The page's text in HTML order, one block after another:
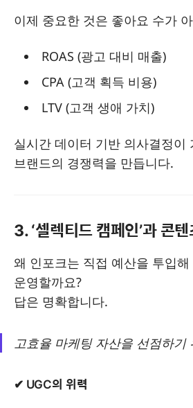
이제 중요한 것은 좋아요 수가
ROAS (광고 대비 매출)
CPA (고객 획득 비용)
LTV (고객 생애 가치)
실시간 데이터 기반 의사결정이
브랜드의 경쟁력을 만듭니다.
3. ‘셀렉티드 캠페인’과 콘
왜 인포크는 직접 예산을 투입
운영할까요?
답은 명확합니다.
고효율 마케팅 자산을 선점하기
✔ UGC의 위력